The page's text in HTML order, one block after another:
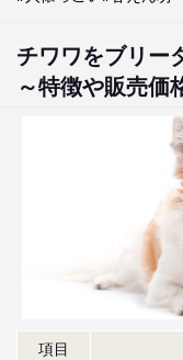
チワワをブリー
～特徴や販売価
項目